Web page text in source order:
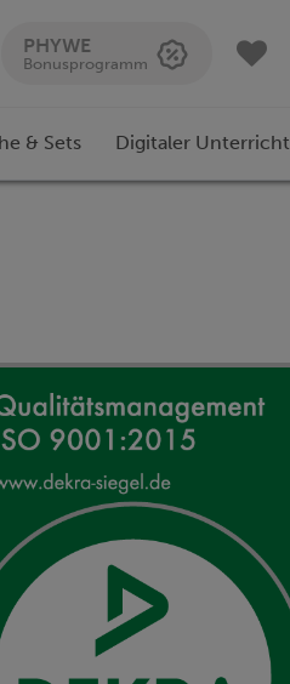
PHYWE
Bonusprogramm
& Sets Digitaler Unterricht